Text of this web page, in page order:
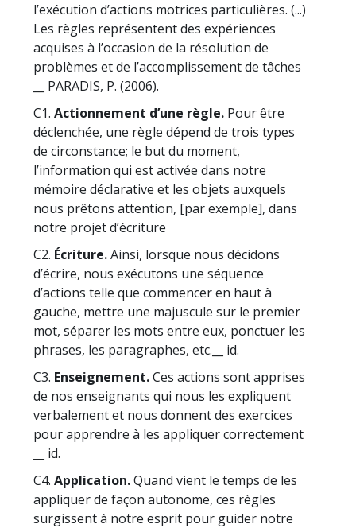
l’exécution d’actions motrices particulières. (...)
Les règles représentent des expériences
acquises à l’occasion de la résolution de
problèmes et de l’accomplissement de tâches
__ PARADIS, P. (2006).
C1. Actionnement d’une règle. Pour être
déclenchée, une règle dépend de trois types
de circonstance; le but du moment,
l’information qui est activée dans notre
mémoire déclarative et les objets auxquels
nous prêtons attention, [par exemple], dans
notre projet d’écriture
C2. Écriture.Ainsi, lorsque nous décidons
d’écrire, nous exécutons une séquence
d’actions telle que commencer en haut à
gauche, mettre une majuscule sur le premier
mot, séparer les mots entre eux, ponctuer les
phrases, les paragraphes, etc.__ id.
C3. Enseignement.Ces actions sont apprises
de nos enseignants qui nous les expliquent
verbalement et nous donnent des exercices
pour apprendre à les appliquer correctement
__ id.
C4. Application.Quand vient le temps de les
appliquer de façon autonome, ces règles
surgissent à notre esprit pour guider notre